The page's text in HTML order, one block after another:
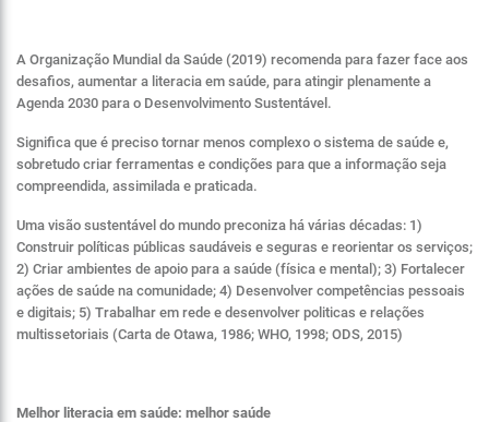
A Organização Mundial da Saúde (2019) recomenda para fazer face aos
desafios, aumentar a literacia em saúde, para atingir plenamente a
Agenda 2030 para o Desenvolvimento Sustentável.
Significa que é preciso tornar menos complexo o sistema de saúde e,
sobretudo criar ferramentas e condições para que a informação seja
compreendida, assimilada e praticada.
Uma visão sustentável do mundo preconiza há várias décadas: 1)
Construir políticas públicas saudáveis e seguras e reorientar os serviços;
2) Criar ambientes de apoio para a saúde (física e mental); 3) Fortalecer
ações de saúde na comunidade; 4) Desenvolver competências pessoais
e digitais; 5) Trabalhar em rede e desenvolver politicas e relações
multissetoriais (Carta de Otawa, 1986; WHO, 1998; ODS, 2015)
Melhor literacia em saúde: melhor saúde